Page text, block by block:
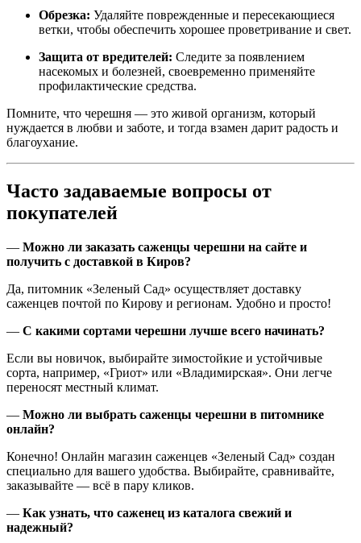
Обрезка: Удаляйте поврежденные и пересекающиеся
ветки, чтобы обеспечить хорошее проветривание и свет.
Защита от вредителей: Следите за появлением
насекомых и болезней, своевременно применяйте
профилактические средства.
Помните, что черешня — это живой организм, который
нуждается в любви и заботе, и тогда взамен дарит радость и
благоухание.
Часто задаваемые вопросы от
покупателей
— Можно ли заказать саженцы черешни на сайте и
получить с доставкой в Киров?
Да, питомник «Зеленый Сад» осуществляет доставку
саженцев почтой по Кирову и регионам. Удобно и просто!
— С какими сортами черешни лучше всего начинать?
Если вы новичок, выбирайте зимостойкие и устойчивые
сорта, например, «Гриот» или «Владимирская». Они легче
переносят местный климат.
— Можно ли выбрать саженцы черешни в питомнике
онлайн?
Конечно! Онлайн магазин саженцев «Зеленый Сад» создан
специально для вашего удобства. Выбирайте, сравнивайте,
заказывайте — всё в пару кликов.
— Как узнать, что саженец из каталога свежий и
надежный?